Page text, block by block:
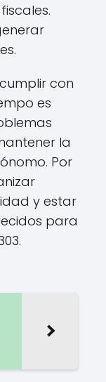
con
es
la
Por
y estar
para